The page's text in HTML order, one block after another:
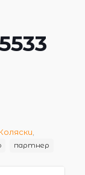
партнер